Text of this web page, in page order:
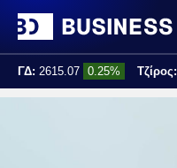
ΓΔ: 2615.07 0.25% Τζίρος: